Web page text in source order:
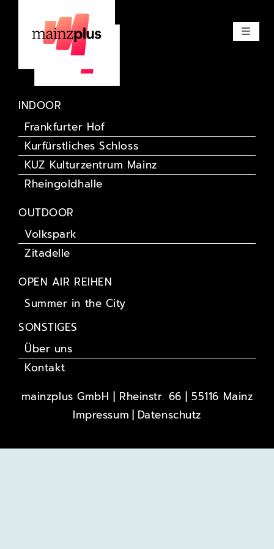
INDOOR
Frankfurter Hof
Kurfürstliches Schloss
KUZ Kulturzentrum Mainz
Rheingoldhalle
OUTDOOR
Volkspark
Zitadelle
OPEN AIR REIHEN
Summer in the City
SONSTIGES
Über uns
Kontakt
mainzplus GmbH | Rheinstr. 66 | 55116 Mainz
Impressum
Datenschutz